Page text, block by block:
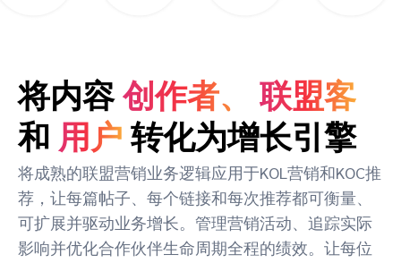
将内容创作者、
联盟客
和 用户 转化为增长引擎
将成熟的联盟营销业务逻辑应用于KOL营销和KOC推
荐，让每篇帖子、每个链接和每次推荐都可衡量、
可扩展并驱动业务增长。管理营销活动、追踪实际
影响并优化合作伙伴生命周期全程的绩效。让每位